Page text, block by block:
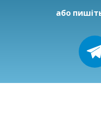
або